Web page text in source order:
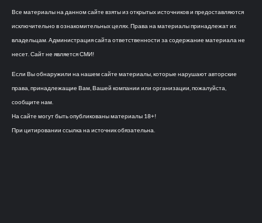
Все материалы на данном сайте взяты из открытых источников и предоставляются
исключительно в ознакомительных целях. Права на материалы принадлежат их
владельцам. Администрация сайта ответственности за содержание материала не
несет. Сайт не является СМИ!
Если Вы обнаружили на нашем сайте материалы, которые нарушают авторские
права, принадлежащие Вам, Вашей компании или организации, пожалуйста,
сообщите нам.
На сайте могут быть опубликованы материалы 18+!
При цитировании ссылка на источник обязательна.